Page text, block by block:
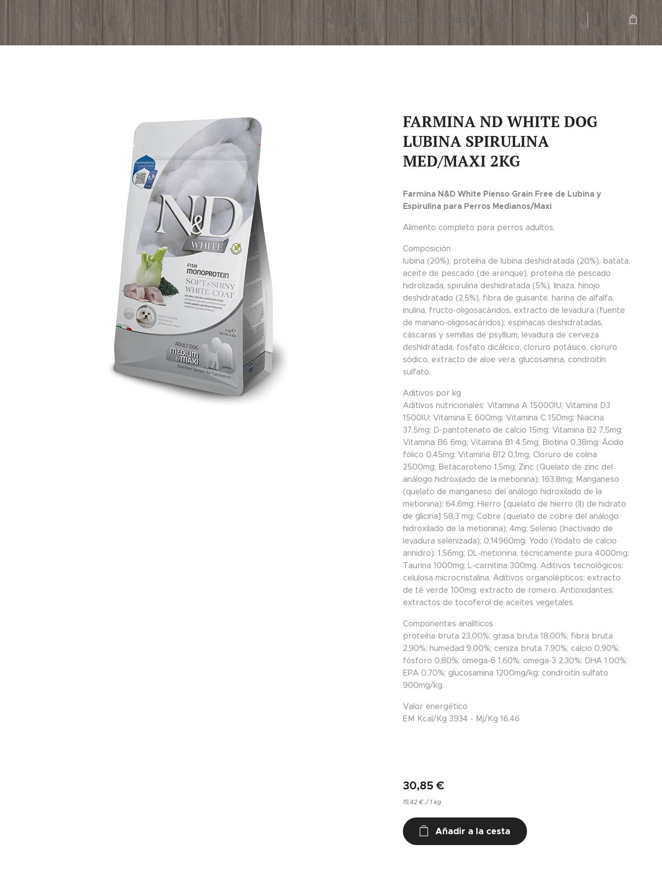
INICIO PERROS GATOS ROEDORES AVES TORTUGAS CESTA
FARMINA ND WHITE DOG
LUBINA SPIRULINA
MED/MAXI 2KG
Farmina N&D White Pienso Grain Free de Lubina y
Espirulina para Perros Medianos/Maxi
Alimento completo para perros adultos.
Composición
lubina (20%), proteína de lubina deshidratada (20%), batata,
aceite de pescado (de arenque), proteína de pescado
hidrolizada, spirulina deshidratada (5%), linaza, hinojo
deshidratado (2,5%), fibra de guisante, harina de alfalfa,
inulina, fructo-oligosacáridos, extracto de levadura (fuente
de manano-oligosacáridos), espinacas deshidratadas,
cáscaras y semillas de psyllium, levadura de cerveza
deshidratada, fosfato dicálcico, cloruro potásico, cloruro
sódico, extracto de aloe vera, glucosamina, condroitín
sulfato.
Aditivos por kg
Aditivos nutricionales: Vitamina A 15000IU; Vitamina D3
1500IU; Vitamina E 600mg; Vitamina C 150mg; Niacina
37,5mg; D-pantotenato de calcio 15mg; Vitamina B2 7,5mg;
Vitamina B6 6mg; Vitamina B1 4,5mg; Biotina 0,38mg; Ácido
fólico 0,45mg; Vitamina B12 0,1mg; Cloruro de colina
2500mg; Betacaroteno 1,5mg; Zinc (Quelato de zinc del
análogo hidroxilado de la metionina): 163,8mg; Manganeso
(quelato de manganeso del análogo hidroxilado de la
metionina): 64,6mg; Hierro [quelato de hierro (II) de hidrato
de glicina] 58,3 mg; Cobre (quelato de cobre del análogo
hidroxilado de la metionina): 4mg; Selenio (Inactivado de
levadura selenizada): 0,14960mg; Yodo (Yodato de calcio
anhidro): 1,56mg; DL-metionina, técnicamente pura 4000mg;
Taurina 1000mg; L-carnitina 300mg. Aditivos tecnológicos:
celulosa microcristalina. Aditivos organolépticos: extracto
de té verde 100mg; extracto de romero. Antioxidantes:
extractos de tocoferol de aceites vegetales.
Componentes analíticos
proteína bruta 23,00%; grasa bruta 18,00%; fibra bruta
2,90%; humedad 9,00%; ceniza bruta 7,90%; calcio 0,90%;
fósforo 0,80%; omega-6 1,60%; omega-3 2,30%; DHA 1,00%;
EPA 0,70%; glucosamina 1200mg/kg; condroitín sulfato
900mg/kg.
Valor energético
EM Kcal/Kg 3934 - Mj/Kg 16,46
30,85 €
15,42 € / 1 kg
Añadir a la cesta